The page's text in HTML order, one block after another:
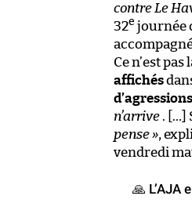
contre Le
32e journée
Ce n’est
affichés
d’agressions
n’arrive . […]
pense »,
vendredi
🙏 L’AJA